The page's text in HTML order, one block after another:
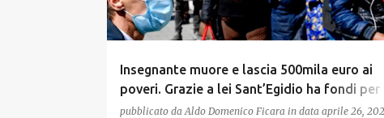
Insegnante muore e lascia 500mila euro ai
poveri. Grazie a lei Sant’Egidio ha fondi per i
pasti di un anno
pubblicato da Aldo Domenico Ficara in data aprile 26,